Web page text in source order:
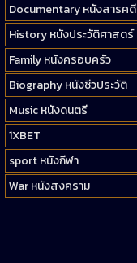
Documentary หนังสารคดี
History หนังประวัติศาสตร์
Family หนังครอบครัว
Biography หนังชีวประวัติ
Music หนังดนตรี
1XBET
sport หนังกีฬา
War หนังสงคราม